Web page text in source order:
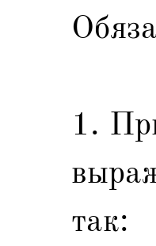
1.
так: